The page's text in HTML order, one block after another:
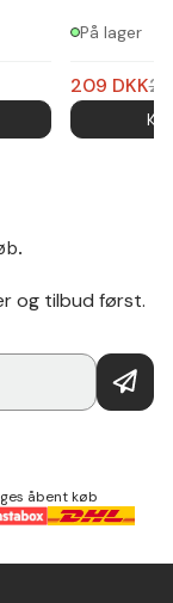
På lager
209 DKK
og tilbud først.
åbent køb